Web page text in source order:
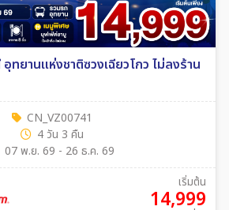
ทยานแห่งชาติซวงเฉียวโกว ไม่ลงร้าน
CN_VZ00741
4 วัน 3 คืน
07 พ.ย. 69 - 26 ธ.ค. 69
เริ่มต้น
14,999